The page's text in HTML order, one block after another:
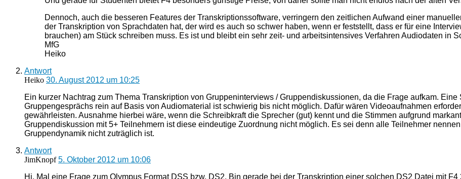
Dennoch, auch die besseren Features der Transkriptionssoftware, verringern den zeitlichen Aufwand einer
der Transkription von Sprachdaten hat, der wird es auch so schwer haben, wenn er feststellt, dass er für eine
brauchen) am Stück schreiben muss. Es ist und bleibt ein sehr zeit- und arbeitsintensives Verfahren Audiodaten in
MfG
Heiko
Antwort
Heiko 30. August 2012 um 10:25
Ein kurzer Nachtrag zum Thema Transkription von Gruppeninterviews / Gruppendiskussionen, da die Frage aufkam.
Gruppengesprächs rein auf Basis von Audiomaterial ist schwierig bis nicht möglich. Dafür wären Videoaufnahmen
gewährleisten. Ausnahme hierbei wäre, wenn die Schreibkraft die Sprecher (gut) kennt und die Stimmen aufgrund
Gruppendiskussion mit 5+ Teilnehmern ist diese eindeutige Zuordnung nicht möglich. Es sei denn alle Teilnehmer
Gruppendynamik nicht zuträglich ist.
Antwort
JimKnopf5. Oktober 2012 um 10:06
Hi. Mal eine Frage zum Olympus Format DSS bzw. DS2. Bin gerade bei der Transkription einer solchen DS2 Datei mit